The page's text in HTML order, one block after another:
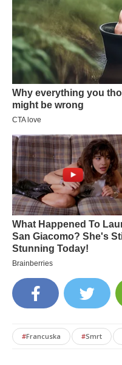
#Francuska #Smrt